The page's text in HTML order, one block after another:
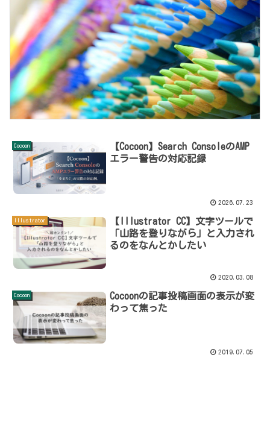
Cocoon
【Cocoon】Search ConsoleのAMP
エラー警告の対応記録
2026.07.23
Illustrator
【Illustrator CC】文字ツールで
「山路を登りながら」と入力され
るのをなんとかしたい
2020.03.08
Cocoon
Cocoonの記事投稿画面の表示が変
わって焦った
2019.07.05